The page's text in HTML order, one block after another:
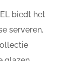
biedt het
serveren.